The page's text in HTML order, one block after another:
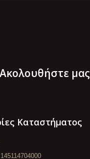
Aκολουθήστε μας
Καταστήματος